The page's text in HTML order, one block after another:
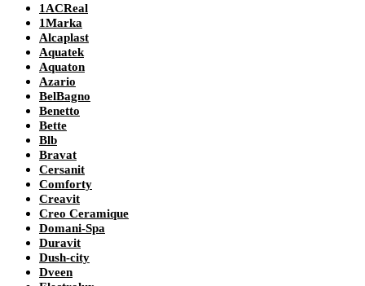
1ACReal
1Marka
Alcaplast
Aquatek
Aquaton
Azario
BelBagno
Benetto
Bette
Blb
Bravat
Cersanit
Comforty
Creavit
Creo Ceramique
Domani-Spa
Duravit
Dush-city
Dveen